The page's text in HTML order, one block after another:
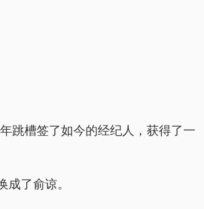
跳槽签了如今的经纪人，获得了一
了俞谅。